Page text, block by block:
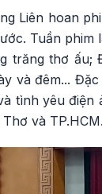
Liên hoan
Tuần
trăng thơ ấu;
và đêm...
tình yêu điện
và TP.HCM.